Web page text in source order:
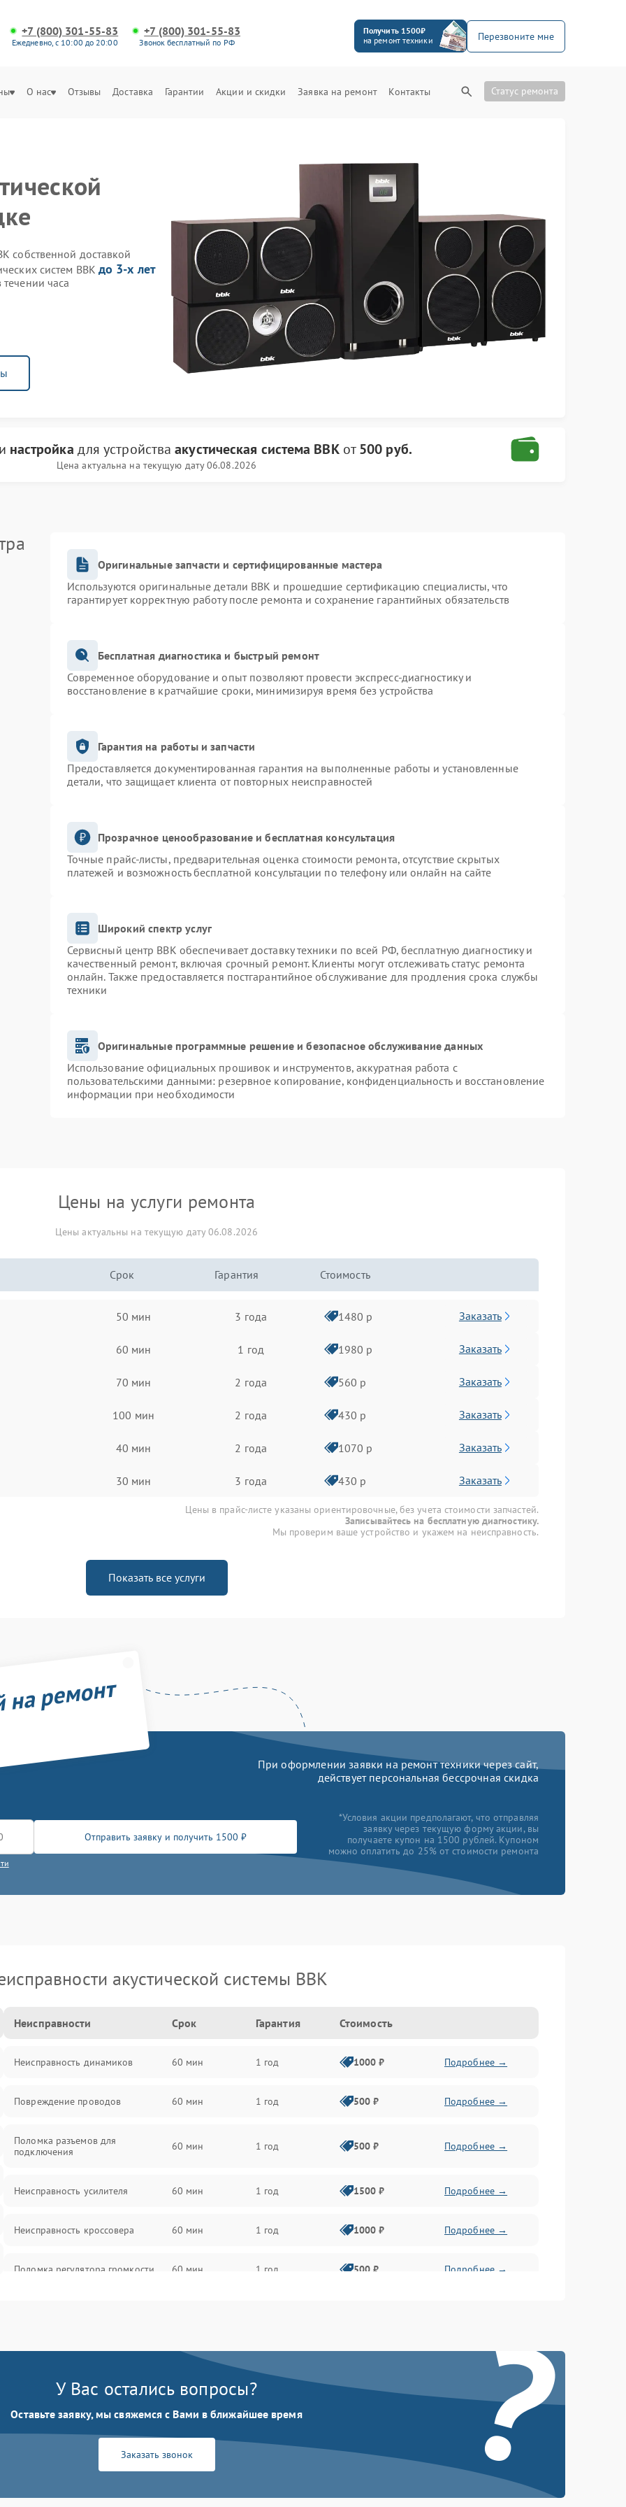
+7 (800) 301-55-83
Ежедневно, с 10:00 до 20:00
+7 (800) 301-55-83
Звонок бесплатный по РФ
Получить 1500₽
на ремонт техники
Перезвоните мне
О нас Отзывы Доставка Гарантии Акции и скидки Заявка на ремонт Контакты Статус ремонта
собственной доставкой
систем BBK до 3-х лет
часа
настройка для устройстваакустическая система BBKот500 руб.
Цена актуальна на текущую дату 06.08.2026
Оригинальные запчасти и сертифицированные мастера
Используются оригинальные детали BBK и прошедшие сертификацию специалисты, что
гарантирует корректную работу после ремонта и сохранение гарантийных обязательств
Бесплатная диагностика и быстрый ремонт
Современное оборудование и опыт позволяют провести экспресс-диагностику и
восстановление в кратчайшие сроки, минимизируя время без устройства
Гарантия на работы и запчасти
Предоставляется документированная гарантия на выполненные работы и установленные
детали, что защищает клиента от повторных неисправностей
Прозрачное ценообразование и бесплатная консультация
Точные прайс-листы, предварительная оценка стоимости ремонта, отсутствие скрытых
платежей и возможность бесплатной консультации по телефону или онлайн на сайте
Широкий спектр услуг
Сервисный центр BBK обеспечивает доставку техники по всей РФ, бесплатную диагностику и
качественный ремонт, включая срочный ремонт. Клиенты могут отслеживать статус ремонта
онлайн. Также предоставляется постгарантийное обслуживание для продления срока службы
техники
Оригинальные программные решение и безопасное обслуживание данных
Использование официальных прошивок и инструментов, аккуратная работа с
пользовательскими данными: резервное копирование, конфиденциальность и восстановление
информации при необходимости
Цены на услуги ремонта
Цены актуальны на текущую дату 06.08.2026
Срок Гарантия Стоимость
50 мин 3 года 1480 р Заказать
60 мин 1 год 1980 р Заказать
70 мин 2 года 560 р Заказать
100 мин 2 года 430 р Заказать
40 мин 2 года 1070 р Заказать
30 мин 3 года 430 р Заказать
Цены в прайс-листе указаны ориентировочные, без учета стоимости запчастей.
Записывайтесь на бесплатную диагностику.
Мы проверим ваше устройство и укажем на неисправность.
Показать все услуги
ремонт
При оформлении заявки на ремонт техники через сайт,
действует персональная бессрочная скидка
Отправить заявку и получить 1500 ₽
*Условия акции предполагают, что отправляя
заявку через текущую форму акции, вы
получаете купон на 1500 рублей. Купоном
можно оплатить до 25% от стоимости ремонта
акустической системы BBK
Неисправности Срок Гарантия Стоимость
Неисправность динамиков 60 мин 1 год 1000 ₽ Подробнее →
Повреждение проводов 60 мин 1 год 500 ₽ Подробнее →
Поломка разъемов для
подключения
60 мин 1 год 500 ₽ Подробнее →
Неисправность усилителя 60 мин 1 год 1500 ₽ Подробнее →
Неисправность кроссовера 60 мин 1 год 1000 ₽ Подробнее →
Поломка регулятора громкости 60 мин 1 год 500 ₽ Подробнее →
Подробнее →
Неисправность системы защиты от
короткого замыкания
60 мин 1 год Подробнее →
Повреждение системы защиты от
Подробнее →
?
У Вас остались вопросы?
Оставьте заявку, мы свяжемся с Вами в ближайшее время
Заказать звонок